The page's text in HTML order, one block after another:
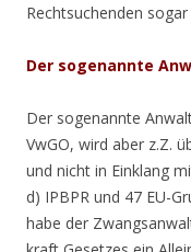
Rechtsuchenden
Der sogenannte
Der sogenannte
VwGO, wird aber z.Z.
und nicht in Einklang
d) IPBPR und 47 EU-
habe der